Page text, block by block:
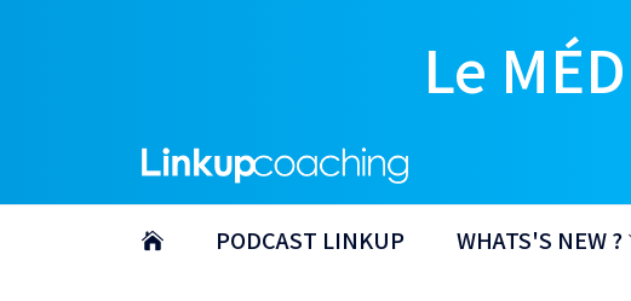
Le
PODCAST LINKUP WHATS'S NEW ?